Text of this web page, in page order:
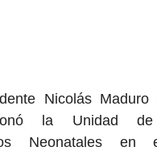
Nicolás Maduro
la Unidad de
Neonatales en